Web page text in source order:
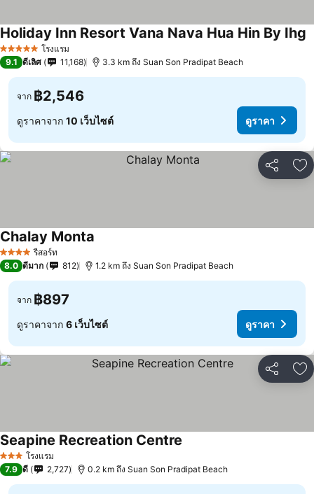
5 ดาว โรงแรม
Holiday Inn Resort Vana Nava Hua Hin By Ihg
9.1 ดีเลิศ 11,168 3.3 km ถึง Suan Son Pradipat Beach
จาก ฿2,546
ดูราคาจาก 10 เว็บไซต์ ดูราคา
แชร์ เ
4 ดาว รีสอร์ท
Chalay Monta
8.0 ดีมาก 812 1.2 km ถึง Suan Son Pradipat Beach
จาก ฿897
ดูราคาจาก 6 เว็บไซต์ ดูราคา
แชร์ เ
3 ดาว โรงแรม
Seapine Recreation Centre
7.9 ดี 2,727 0.2 km ถึง Suan Son Pradipat Beach